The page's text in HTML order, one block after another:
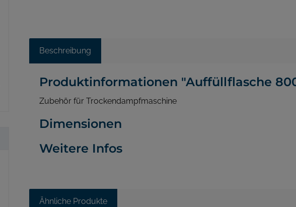
Beschreibung
Produktinformationen "Auffüllflasche
Zubehör für Trockendampfmaschine
Dimensionen
Weitere Infos
Ähnliche Produkte